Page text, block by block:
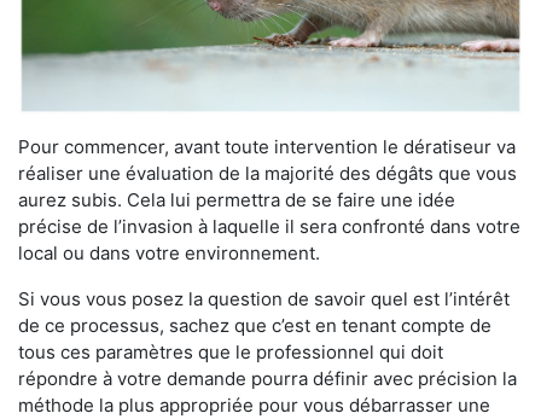
Pour commencer, avant toute intervention le dératiseur va
réaliser une évaluation de la majorité des dégâts que vous
aurez subis. Cela lui permettra de se faire une idée
précise de l’invasion à laquelle il sera confronté dans votre
local ou dans votre environnement.
Si vous vous posez la question de savoir quel est l’intérêt
de ce processus, sachez que c’est en tenant compte de
tous ces paramètres que le professionnel qui doit
répondre à votre demande pourra définir avec précision la
méthode la plus appropriée pour vous débarrasser une